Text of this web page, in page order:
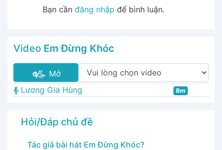
Bạn cần đăng nhập để bình luận.
Video Em Đừng Khóc
Mở
Lương Gia Hùng
Bm
Hỏi/Đáp chủ đề
Tác giả bài hát Em Đừng Khóc?